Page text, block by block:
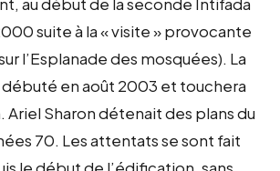
suite à la « visite » provocante
l’Esplanade des mosquées). La
en août 2003 et touchera
Ariel Sharon détenait des plans du
70. Les attentats se sont fait